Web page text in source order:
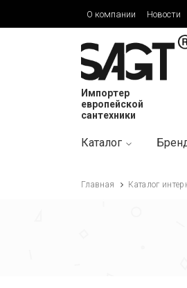
О компании Новости
Импортер
европейской
сантехники
Каталог
Главная Каталог